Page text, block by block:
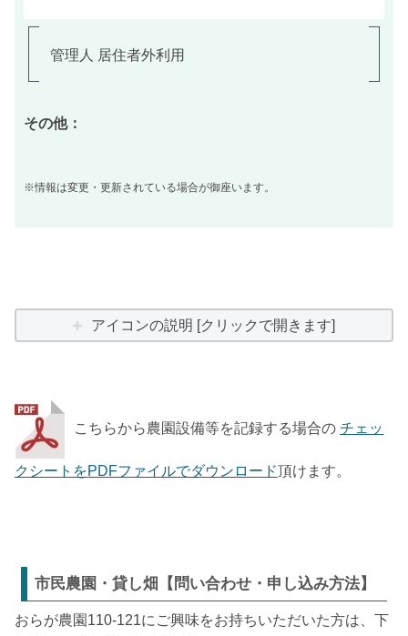
管理人 居住者外利用
その他：
※情報は変更・更新されている場合が御座います。
アイコンの説明 [クリックで開きます]
こちらから農園設備等を記録する場合の チェッ
クシートをPDFファイルでダウンロード頂けます。
市民農園・貸し畑【問い合わせ・申し込み方法】
おらが農園110-121にご興味をお持ちいただいた方は、下